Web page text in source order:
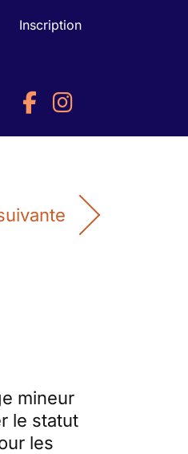
Inscription
mineur
le statut
les